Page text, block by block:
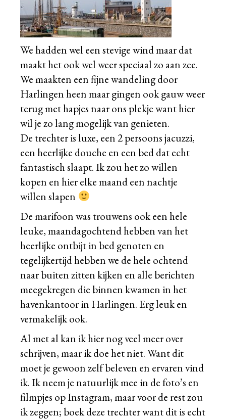
We hadden wel een stevige wind maar dat
maakt het ook wel weer speciaal zo aan zee.
We maakten een fijne wandeling door
Harlingen heen maar gingen ook gauw weer
terug met hapjes naar ons plekje want hier
wil je zo lang mogelijk van genieten.
De trechter is luxe, een 2 persoons jacuzzi,
een heerlijke douche en een bed dat echt
fantastisch slaapt. Ik zou het zo willen
kopen en hier elke maand een nachtje
willen slapen
De marifoon was trouwens ook een hele
leuke, maandagochtend hebben van het
heerlijke ontbijt in bed genoten en
tegelijkertijd hebben we de hele ochtend
naar buiten zitten kijken en alle berichten
meegekregen die binnen kwamen in het
havenkantoor in Harlingen. Erg leuk en
vermakelijk ook.
Al met al kan ik hier nog veel meer over
schrijven, maar ik doe het niet. Want dit
moet je gewoon zelf beleven en ervaren vind
ik. Ik neem je natuurlijk mee in de foto’s en
filmpjes op Instagram, maar voor de rest zou
ik zeggen; boek deze trechter want dit is echt